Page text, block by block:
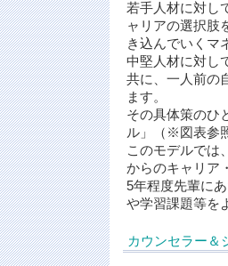
若手人材に対し
ャリアの選択肢
き込んでいくマ
中堅人材に対し
共に、一人前の
ます。
その具体策のひ
ル」（※図表参
このモデルでは
からのキャリア
5年程度先輩に
や学習課題等を
カウンセラー＆